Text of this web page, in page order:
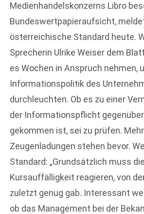
Medienhandelskonzerns Libro
Bundeswertpapieraufsicht,
österreichische Standard heute.
Sprecherin Ulrike Weiser dem
es Wochen in Anspruch nehmen,
Informationspolitik des
durchleuchten. Ob es zu einer
der Informationspflicht
gekommen ist, sei zu prüfen.
Zeugenladungen stehen bevor.
Standard: „Grundsätzlich muss
Kursauffälligkeit reagieren, von
zuletzt genug gab. Interessant
ob das Management bei der